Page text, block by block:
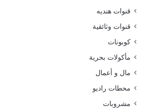
قنوات هنديه
قنوات وثائقية
كوبونات
مأكولات بحرية
مال و أعمال
محطات راديو
مشروبات